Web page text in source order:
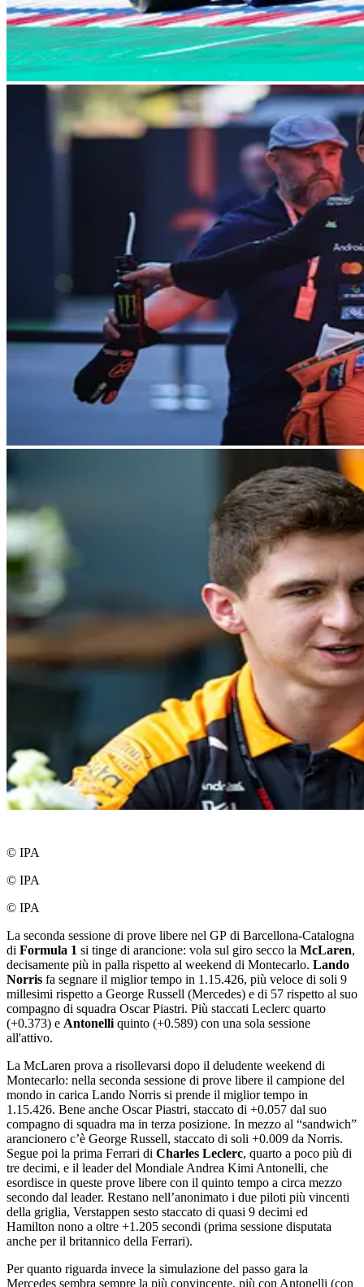
© IPA
© IPA
© IPA
La seconda sessione di prove libere nel GP di Barcellona-Catalogna
di Formula 1 si tinge di arancione: vola sul giro secco la McLaren,
decisamente più in palla rispetto al weekend di Montecarlo. Lando
Norris fa segnare il miglior tempo in 1.15.426, più veloce di soli 9
millesimi rispetto a George Russell (Mercedes) e di 57 rispetto al suo
compagno di squadra Oscar Piastri. Più staccati Leclerc quarto
(+0.373) e Antonelli quinto (+0.589) con una sola sessione
all'attivo.
La McLaren prova a risollevarsi dopo il deludente weekend di
Montecarlo: nella seconda sessione di prove libere il campione del
mondo in carica Lando Norris si prende il miglior tempo in
1.15.426. Bene anche Oscar Piastri, staccato di +0.057 dal suo
compagno di squadra ma in terza posizione. In mezzo al “sandwich”
arancionero c’è George Russell, staccato di soli +0.009 da Norris.
Segue poi la prima Ferrari di Charles Leclerc, quarto a poco più di
tre decimi, e il leader del Mondiale Andrea Kimi Antonelli, che
esordisce in queste prove libere con il quinto tempo a circa mezzo
secondo dal leader. Restano nell’anonimato i due piloti più vincenti
della griglia, Verstappen sesto staccato di quasi 9 decimi ed
Hamilton nono a oltre +1.205 secondi (prima sessione disputata
anche per il britannico della Ferrari).
Per quanto riguarda invece la simulazione del passo gara la
Mercedes sembra sempre la più convincente, più con Antonelli (con